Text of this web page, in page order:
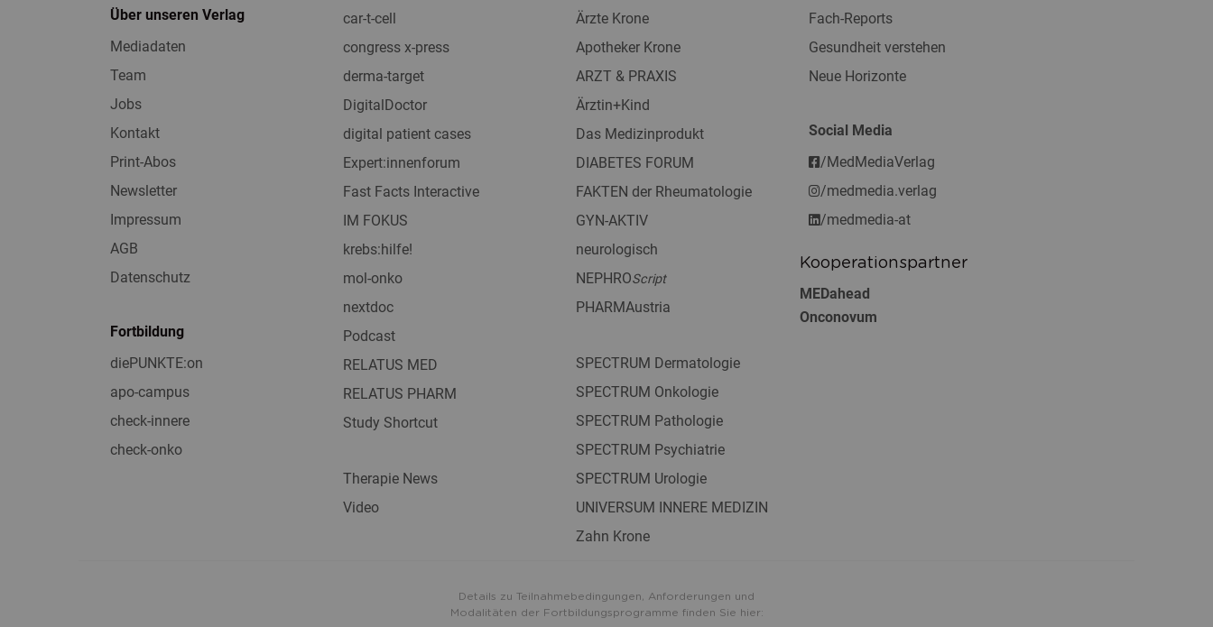
Über unseren Verlag
Mediadaten
Team
Jobs
Kontakt
Print-Abos
Newsletter
Impressum
AGB
Datenschutz
Fortbildung
diePUNKTE:on
apo-campus
check-innere
check-onko
car-t-cell
congress x-press
derma-target
DigitalDoctor
digital patient cases
Expert:innenforum
Fast Facts Interactive
IM FOKUS
krebs:hilfe!
mol-onko
nextdoc
Podcast
RELATUS MED
RELATUS PHARM
Study Shortcut
Therapie News
Video
Ärzte Krone
Apotheker Krone
ARZT & PRAXIS
Ärztin+Kind
Das Medizinprodukt
DIABETES FORUM
FAKTEN der Rheumatologie
GYN-AKTIV
neurologisch
NEPHROScript
PHARMAustria
SPECTRUM Dermatologie
SPECTRUM Onkologie
SPECTRUM Pathologie
SPECTRUM Psychiatrie
SPECTRUM Urologie
UNIVERSUM INNERE MEDIZIN
Zahn Krone
Fach-Reports
Gesundheit verstehen
Neue Horizonte
Social Media
/MedMediaVerlag
/medmedia.verlag
/medmedia-at
Kooperationspartner
MEDahead
Onconovum
Details zu Teilnahmebedingungen, Anforderungen und
Modalitäten der Fortbildungsprogramme finden Sie hier: